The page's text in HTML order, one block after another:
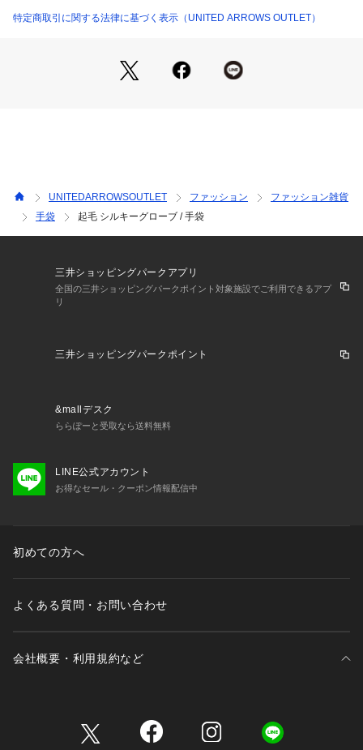
・タッチパネル対応：刺繍（親指・人差し指）
※商品に「取り扱い上の注意書き」、「洗濯表示」がございま
【アウトレット商品のご説明】
・アウトレット商品につきましては包装やパッケージに破損・
のままの状態でお送りいたします。
・返品、ご注文確定後の内容変更・追加注文はお受けできませ
・セールアイテムは予告なく価格の変更を行う場合がございま
り、交換対応いたします。なお、セールアイテムのため、お品
切れの場合は返金でのご対応といたします。
特定商取引に関する法律に基づく表示（UNITED ARROWS OUTLET）
UNITEDARROWSOUTLET ファッション
ファッション雑貨
手袋
起毛 シルキーグローブ / 手袋
三井ショッピングパークアプリ
全国の三井ショッピングパークポイント対象施設でご利用できるアプ
リ
三井ショッピングパークポイント
&mallデスク
ららぽーと受取なら送料無料
LINE公式アカウント
お得なセール・クーポン情報配信中
初めての方へ
よくある質問・お問い合わせ
会社概要・利用規約など